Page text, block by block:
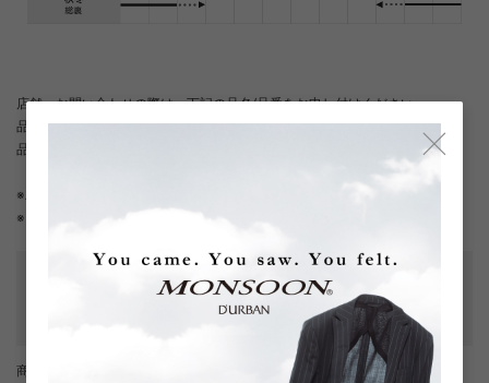
店舗へお問い合わせの際は、下記の品名/品番をお申し付けください。
品名：r.a.s.o. 無地スーツ(背抜き)(サイドベンツ)
品番：1106500120-98.99
※パンツは裾上げ前の状態でのお届けとなります。
※ ご着用には裾上げが必要となります。
テーラード・スペック: 背抜き/サイドベンツ/ワンタック
商品番号
×